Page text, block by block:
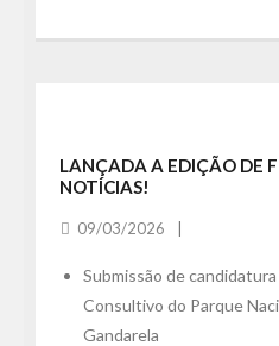
LANÇADA A EDIÇÃO DE
NOTÍCIAS!
09/03/2026
Submissão de
Consultivo do Parque
Gandarela